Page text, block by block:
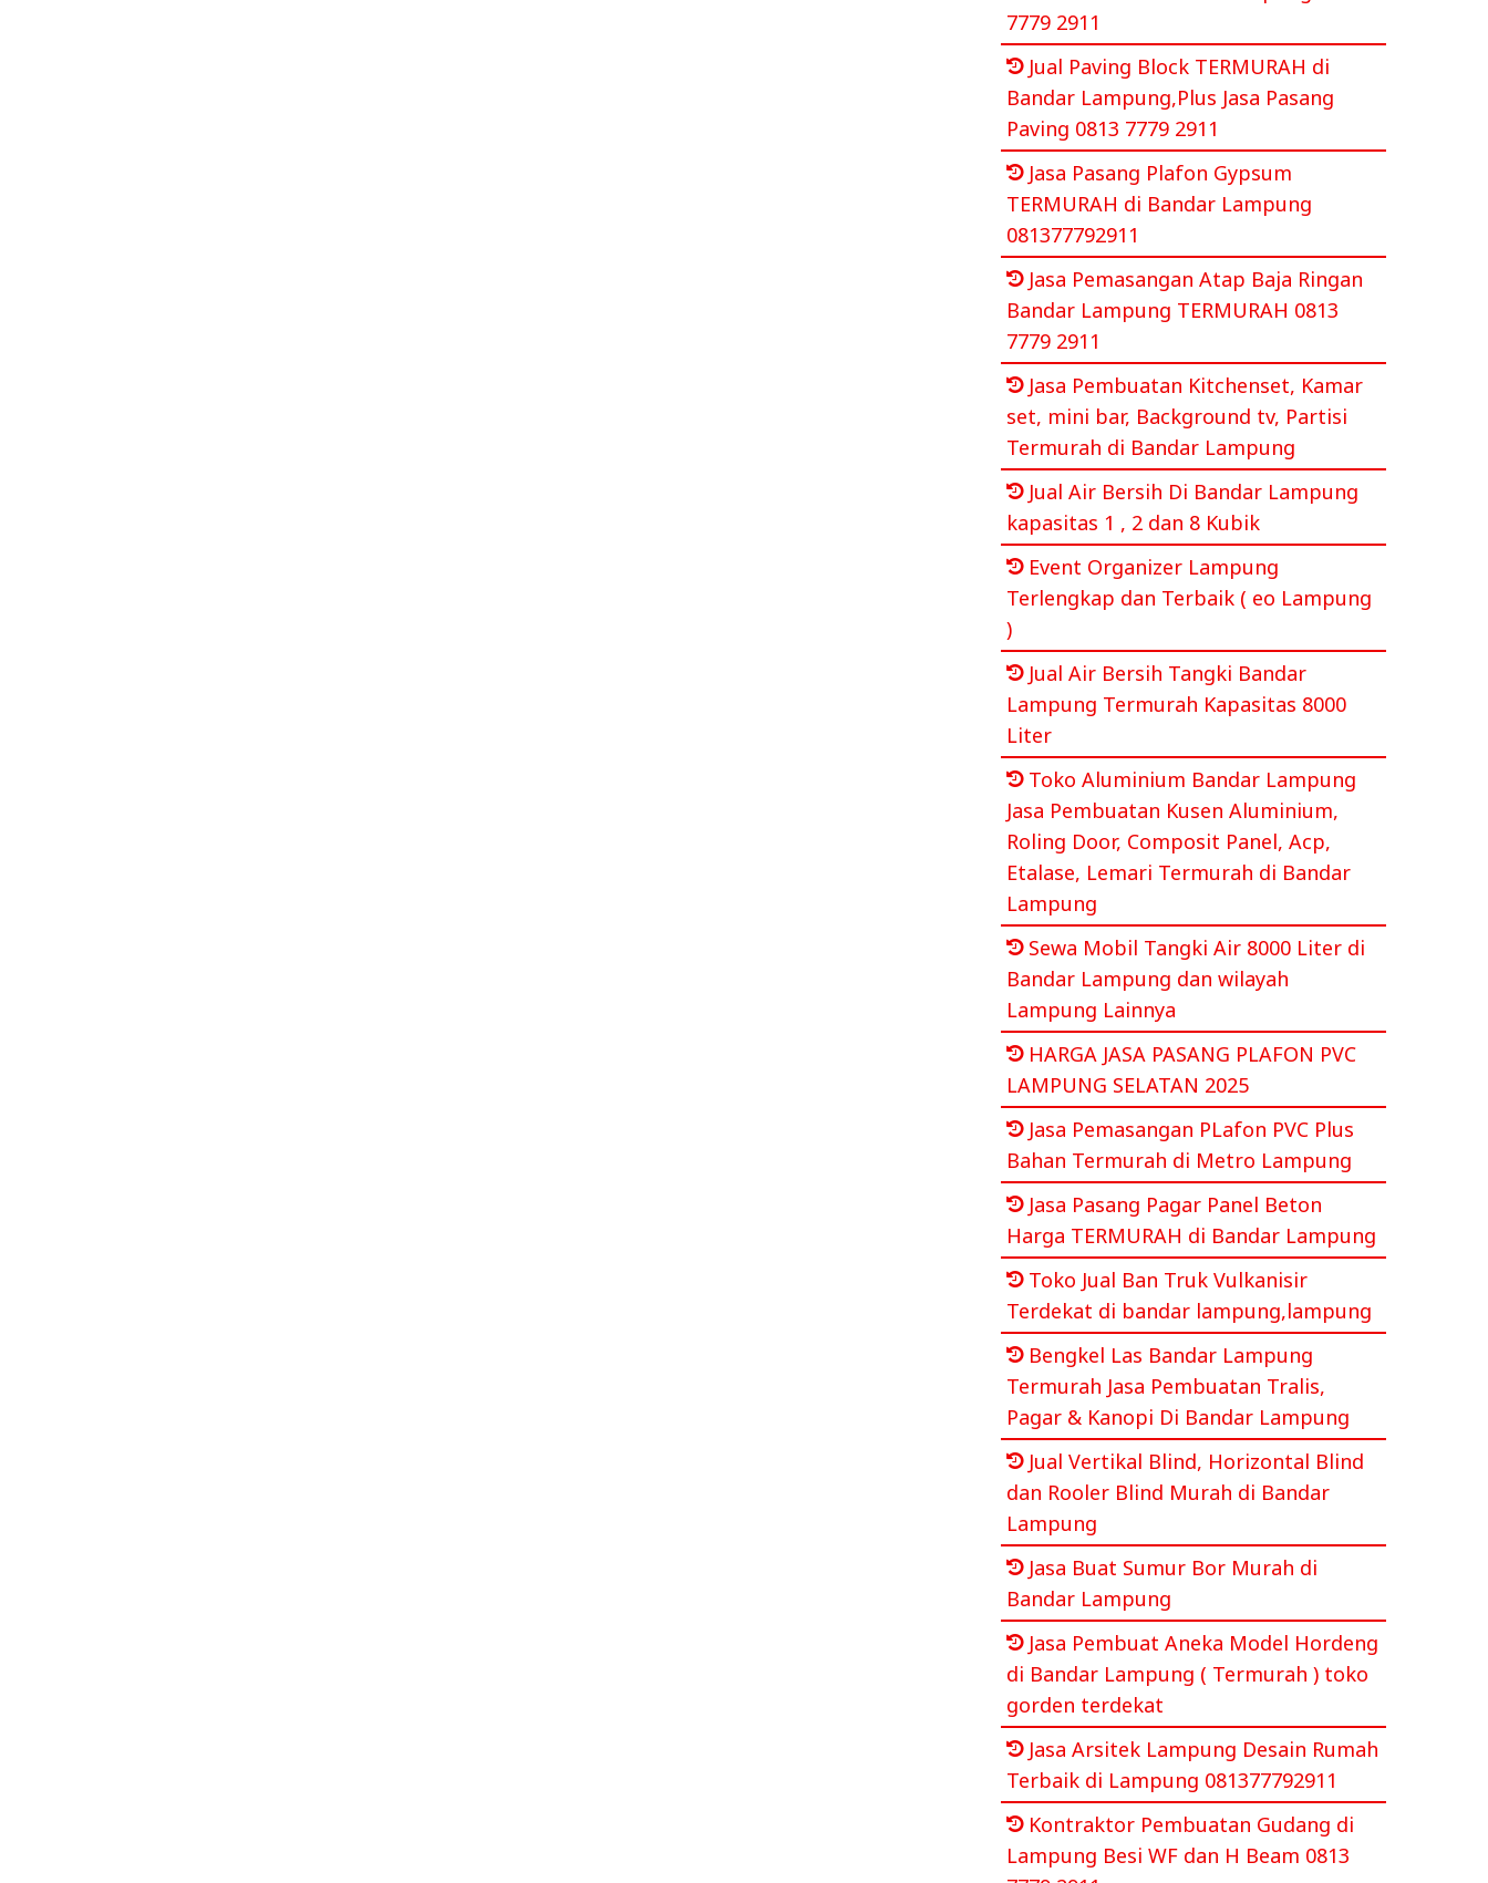
7779 2911
Jual Paving Block TERMURAH di
Bandar Lampung,Plus Jasa Pasang
Paving 0813 7779 2911
Jasa Pasang Plafon Gypsum
TERMURAH di Bandar Lampung
081377792911
Jasa Pemasangan Atap Baja Ringan
Bandar Lampung TERMURAH 0813
7779 2911
Jasa Pembuatan Kitchenset, Kamar
set, mini bar, Background tv, Partisi
Termurah di Bandar Lampung
Jual Air Bersih Di Bandar Lampung
kapasitas 1 , 2 dan 8 Kubik
Event Organizer Lampung
Terlengkap dan Terbaik ( eo Lampung
)
Jual Air Bersih Tangki Bandar
Lampung Termurah Kapasitas 8000
Liter
Toko Aluminium Bandar Lampung
Jasa Pembuatan Kusen Aluminium,
Roling Door, Composit Panel, Acp,
Etalase, Lemari Termurah di Bandar
Lampung
Sewa Mobil Tangki Air 8000 Liter di
Bandar Lampung dan wilayah
Lampung Lainnya
HARGA JASA PASANG PLAFON PVC
LAMPUNG SELATAN 2025
Jasa Pemasangan PLafon PVC Plus
Bahan Termurah di Metro Lampung
Jasa Pasang Pagar Panel Beton
Harga TERMURAH di Bandar Lampung
Toko Jual Ban Truk Vulkanisir
Terdekat di bandar lampung,lampung
Bengkel Las Bandar Lampung
Termurah Jasa Pembuatan Tralis,
Pagar & Kanopi Di Bandar Lampung
Jual Vertikal Blind, Horizontal Blind
dan Rooler Blind Murah di Bandar
Lampung
Jasa Buat Sumur Bor Murah di
Bandar Lampung
Jasa Pembuat Aneka Model Hordeng
di Bandar Lampung ( Termurah ) toko
gorden terdekat
Jasa Arsitek Lampung Desain Rumah
Terbaik di Lampung 081377792911
Kontraktor Pembuatan Gudang di
Lampung Besi WF dan H Beam 0813